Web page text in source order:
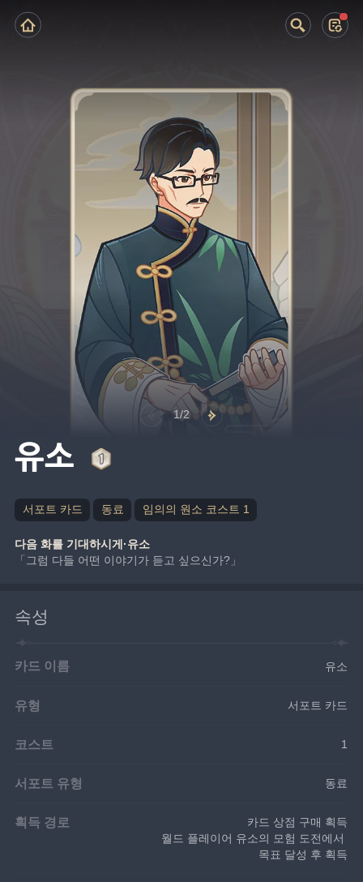
1/2
유소
서포트 카드 동료 임의의 원소 코스트 1
다음 화를 기대하시게·유소
「그럼 다들 어떤 이야기가 듣고 싶으신가?」
속성
카드 이름 유소
유형 서포트 카드
코스트 1
서포트 유형 동료
획득 경로
카드 상점 구매 획득
월드 플레이어 유소의 모험 도전에서
목표 달성 후 획득